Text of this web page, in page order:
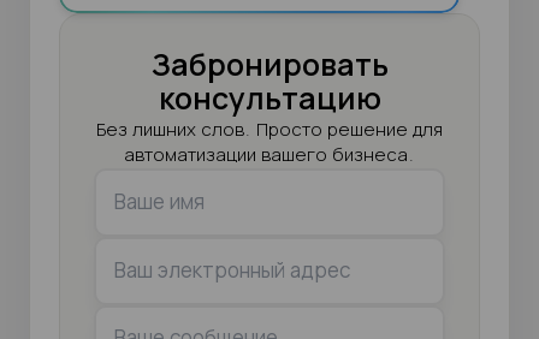
Забронировать
консультацию
Без лишних слов. Просто решение для
автоматизации вашего бизнеса.